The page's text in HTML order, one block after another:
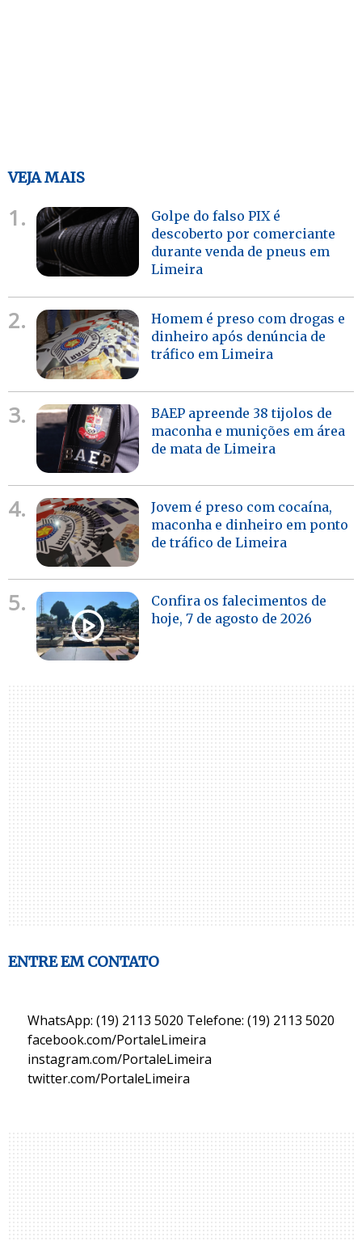
VEJA MAIS
1.
Golpe do falso PIX é
descoberto por comerciante
durante venda de pneus em
Limeira
2.
Homem é preso com drogas e
dinheiro após denúncia de
tráfico em Limeira
3.
BAEP apreende 38 tijolos de
maconha e munições em área
de mata de Limeira
4.
Jovem é preso com cocaína,
maconha e dinheiro em ponto
de tráfico de Limeira
5.
Confira os falecimentos de
hoje, 7 de agosto de 2026
ENTRE EM CONTATO
WhatsApp: (19) 2113 5020 Telefone: (19) 2113 5020
facebook.com/PortaleLimeira
instagram.com/PortaleLimeira
twitter.com/PortaleLimeira